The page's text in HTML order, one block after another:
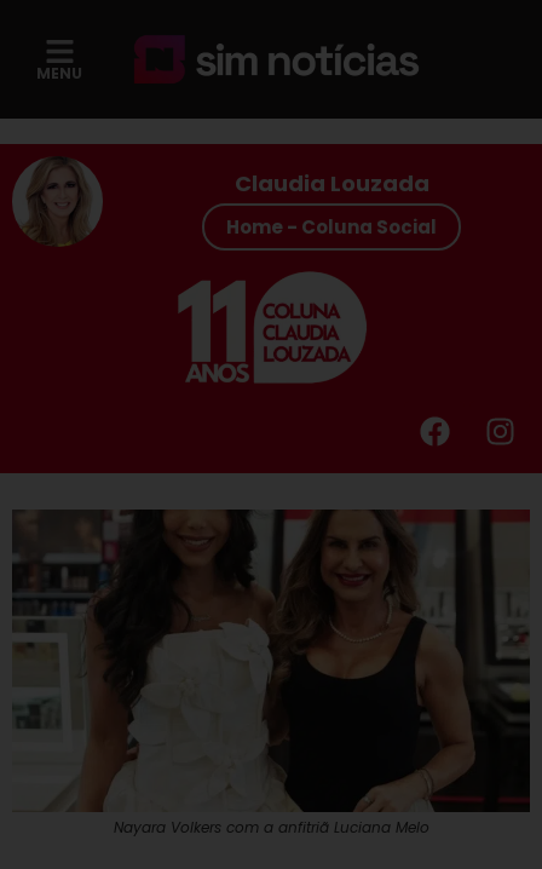
MENU
Claudia Louzada
Home - Coluna Social
Nayara Volkers com a anfitriã Luciana Melo